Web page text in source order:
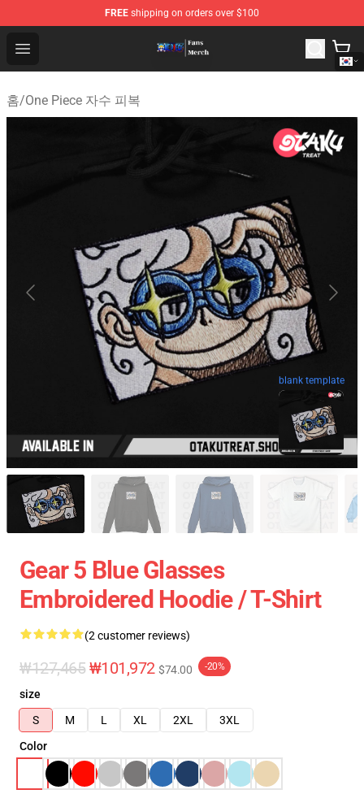
FREE shipping on orders over $100
Open menu
One Piece Store - Official One Piece Merchandise Shop
홈/One Piece 자수 피복
blank template
Gear 5 Blue Glasses
Embroidered Hoodie / T-Shirt
(2 customer reviews)
₩127,465 ₩101,972 $74.00 -20%
size
S
M L XL 2XL
3XL
Color